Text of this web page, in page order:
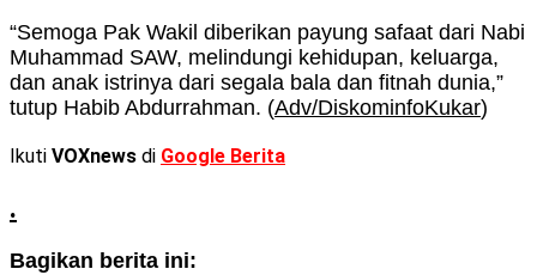
“Semoga Pak Wakil diberikan payung safaat dari Nabi
Muhammad SAW, melindungi kehidupan, keluarga,
dan anak istrinya dari segala bala dan fitnah dunia,”
tutup Habib Abdurrahman. (Adv/DiskominfoKukar)
Ikuti VOXnews di Google Berita
.
Bagikan berita ini: